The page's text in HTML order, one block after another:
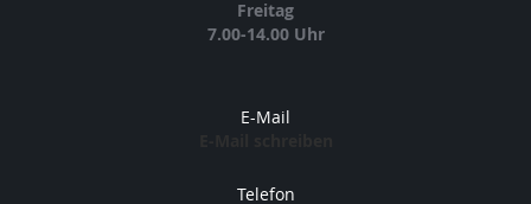
Freitag
7.00-14.00 Uhr
E-Mail
Telefon